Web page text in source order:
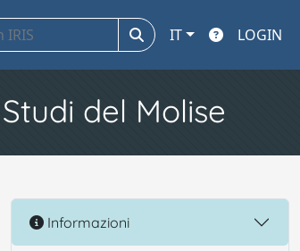
IT LOGIN
del Molise
Informazioni